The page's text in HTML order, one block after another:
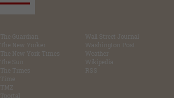
The Guardian
The New Yorker
The New York Times
The Sun
The Times
Time
TMZ
Tportal
Wall Street Journal
Washington Post
Weather
Wikipedia
RSS